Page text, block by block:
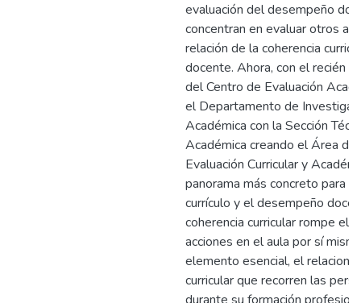
evaluación del desempeño
concentran en evaluar otros
relación de la coherencia
docente. Ahora, con el recién
del Centro de Evaluación
el Departamento de
Académica con la Sección
Académica creando el Área
Evaluación Curricular y
panorama más concreto para
currículo y el desempeño
coherencia curricular rompe el
acciones en el aula por sí
elemento esencial, el
curricular que recorren las